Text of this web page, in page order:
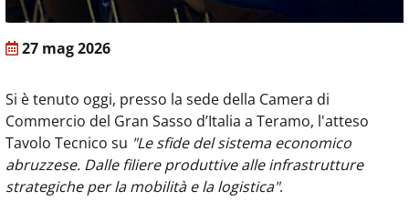
27 mag 2026
Si è tenuto oggi, presso la sede della Camera di
Commercio del Gran Sasso d’Italia a Teramo, l'atteso
Tavolo Tecnico su "Le sfide del sistema economico
abruzzese. Dalle filiere produttive alle infrastrutture
strategiche per la mobilità e la logistica".